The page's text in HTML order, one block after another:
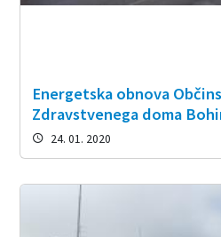
Energetska obnova
Zdravstvenega doma
24. 01. 2020